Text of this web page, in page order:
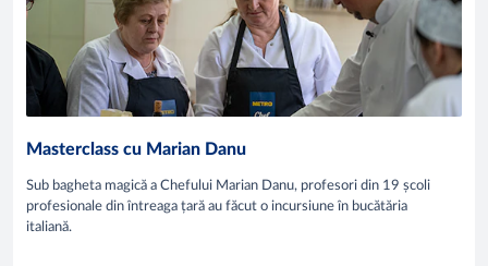
Masterclass cu Marian Danu
Sub bagheta magică a Chefului Marian Danu, profesori din 19 școli
profesionale din întreaga țară au făcut o incursiune în bucătăria
italiană.